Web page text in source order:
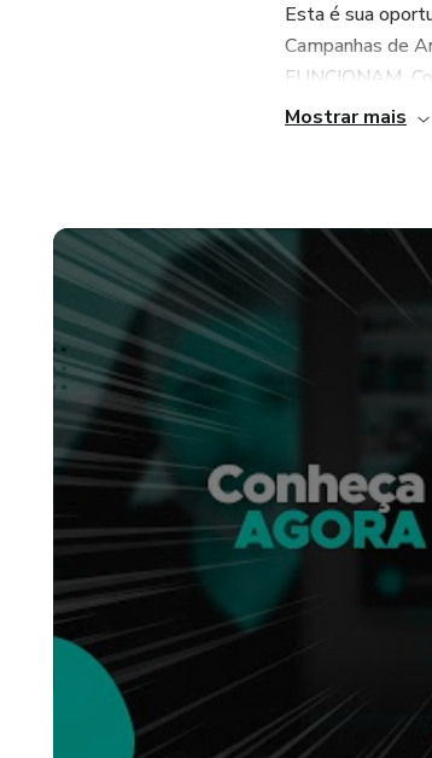
Esta é sua
Campanhas de
FUNCIONAM.
Marketing Digital
por dia para
Dos Bastidores
Receba
O que eu vou
através de
de Tráfego
vou te mostrar
Infelizmente,
Tráfego e
feitos por
estratégias
totalmente
Mostrar mais